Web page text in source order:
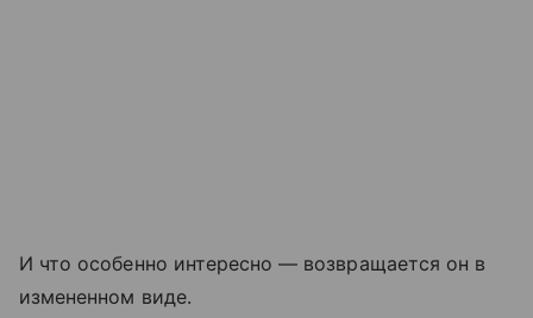
И что особенно интересно — возвращается он в
измененном виде.